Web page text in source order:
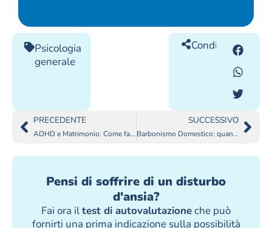
Psicologia
generale
Condividilo
PRECEDENTE
ADHD e Matrimonio: Come farli Funzionare Insieme?
SUCCESSIVO
Barbonismo Domestico: quando la depressione prende il sopravvento
Pensi di soffrire di un disturbo
d'ansia?
Fai ora iltest di autovalutazioneche può
fornirti una prima indicazione sulla possibilità